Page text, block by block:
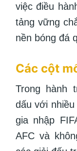
việc điều
tảng vững
nền bóng đá
Các cột
Trong hành
dấu với
gia nhập
AFC và